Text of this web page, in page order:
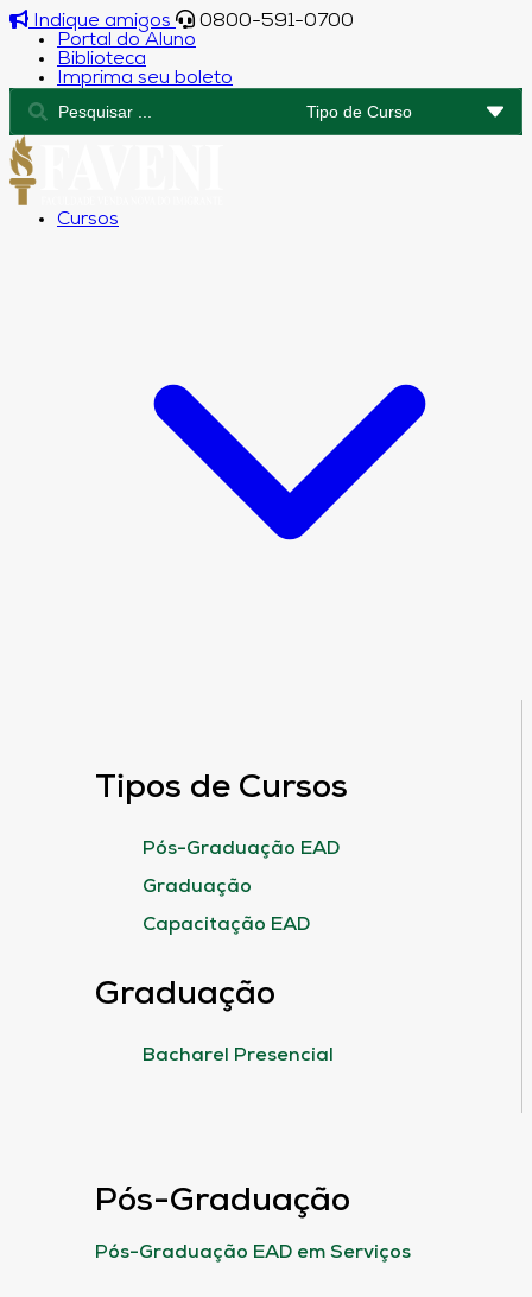
Indique amigos
0800-591-0700
Portal do Aluno
Biblioteca
Imprima seu boleto
Cursos
Tipos de Cursos
Pós-Graduação EAD
Graduação
Capacitação EAD
Graduação
Bacharel Presencial
Pós-Graduação
Pós-Graduação EAD em Serviços